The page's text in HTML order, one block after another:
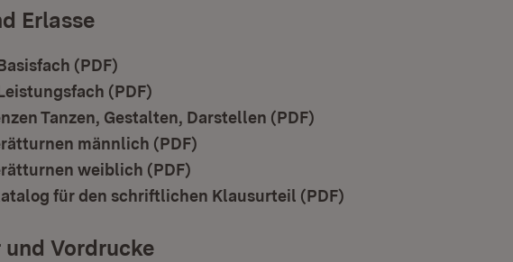
Erlasse
(PDF)
(PDF)
Tanzen, Gestalten, Darstellen (PDF)
männlich (PDF)
weiblich (PDF)
für den schriftlichen Klausurteil (PDF)
Vordrucke